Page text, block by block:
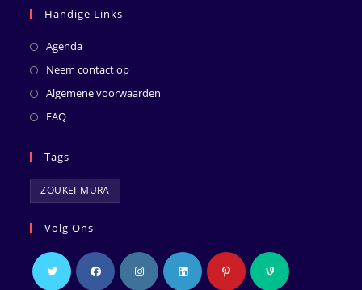
Handige Links
Agenda
Neem contact op
Algemene voorwaarden
FAQ
Tags
ZOUKEI-MURA
Volg Ons